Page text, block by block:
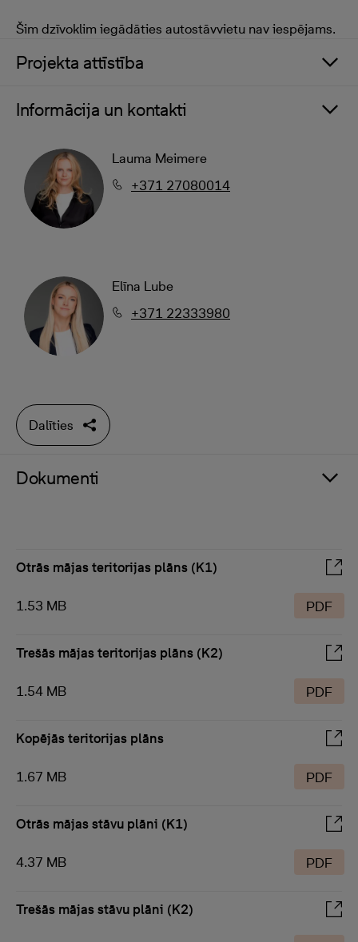
Šim dzīvoklim iegādāties autostāvvietu nav iespējams.
Projekta attīstība
Informācija un kontakti
Lauma Meimere
+371 27080014
Elīna Lube
+371 22333980
Dalīties
Dokumenti
Otrās mājas teritorijas plāns (K1)
1.53 MB PDF
Trešās mājas teritorijas plāns (K2)
1.54 MB PDF
Kopējās teritorijas plāns
1.67 MB PDF
Otrās mājas stāvu plāni (K1)
4.37 MB PDF
Trešās mājas stāvu plāni (K2)